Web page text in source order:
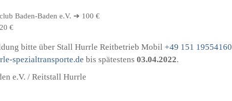
Baden-Baden e.V. ➔ 100 €
€
bitte über Stall Hurrle Reitbetrieb Mobil +49 151 19554160
spezialtransporte.de bis spätestens 03.04.2022.
e.V. / Reitstall Hurrle